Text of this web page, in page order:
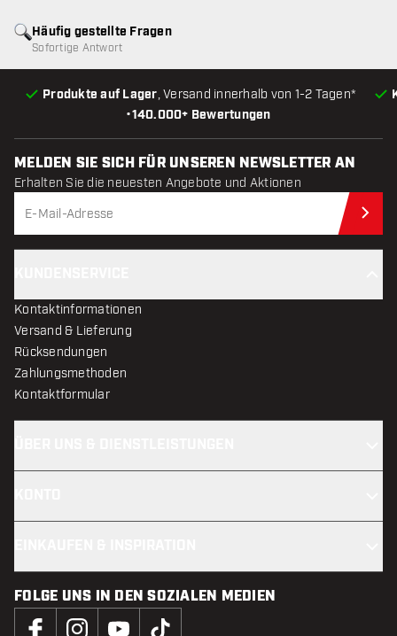
•140.000+ Bewertungen
Produkte auf Lager, Versand innerhalb von 1-2 Tagen*
Häufig gestellte Fragen
Sofortige Antwort
MELDEN SIE SICH FÜR UNSEREN NEWSLETTER AN
Erhalten Sie die neuesten Angebote und Aktionen
Kontaktinformationen
Versand & Lieferung
Rücksendungen
Zahlungsmethoden
Kontaktformular
FOLGE UNS IN DEN SOZIALEN MEDIEN